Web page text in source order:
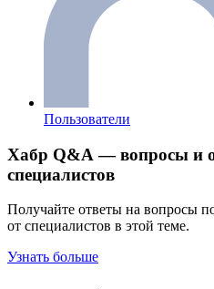
Пользователи
Хабр Q&A — вопросы и
специалистов
Получайте ответы на вопросы
от специалистов в этой теме.
Узнать больше